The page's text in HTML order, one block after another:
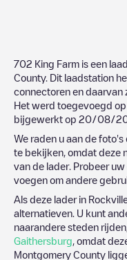
702 King Farm is een
County. Dit laadstation
connectoren en daarvan
Het werd toegevoegd op
bijgewerkt op 20/08/
We raden u aan de
te bekijken, omdat deze
van de lader. Probeer
voegen om andere
Als deze lader in
alternatieven. U kunt
naarandere steden
Gaithersburg , omdat
Montgomery County